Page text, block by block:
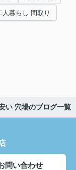
人暮らし 間取り
い 穴場のブログ一覧
問い合わせ